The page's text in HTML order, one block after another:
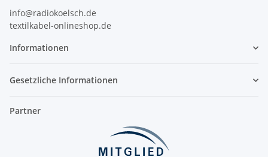
info@radiokoelsch.de
textilkabel-onlineshop.de
Informationen
Gesetzliche Informationen
Partner